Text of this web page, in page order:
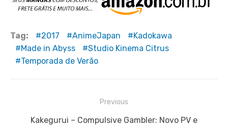
Tag: 2017 AnimeJapan
Kadokawa
Made in Abyss
Studio Kinema Citrus
Temporada de Verão
Previous
Previous
Kakegurui – Compulsive Gambler: Novo PV e